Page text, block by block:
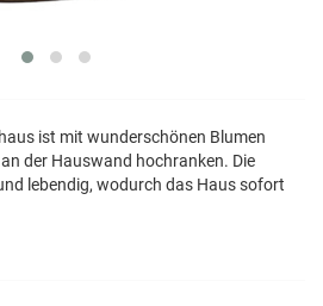
ist mit wunderschönen Blumen
der Hauswand hochranken. Die
lebendig, wodurch das Haus sofort